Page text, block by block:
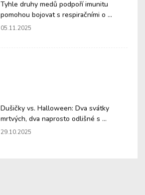
Tyhle druhy medů podpoří imunitu
pomohou bojovat s respiračními o ...
05.11.2025
Dušičky vs. Halloween: Dva svátky
mrtvých, dva naprosto odlišné s ...
29.10.2025